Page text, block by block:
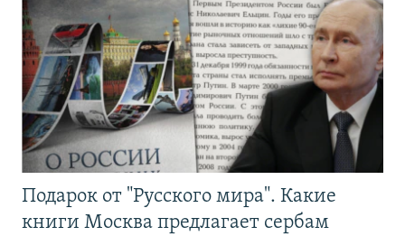
Подарок от "Русского мира". Какие
книги Москва предлагает сербам